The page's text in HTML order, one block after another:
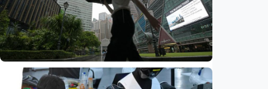
Ekonomi